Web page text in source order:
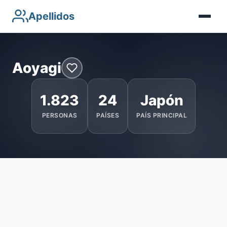
Apellidos
Aoyagi
1.823
PERSONAS
24
PAÍSES
Japón
PAÍS PRINCIPAL